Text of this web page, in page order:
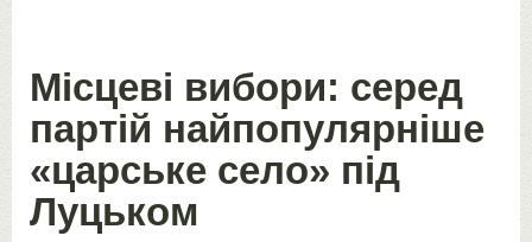
Місцеві вибори: серед
партій найпопулярніше
«царське село» під
Луцьком